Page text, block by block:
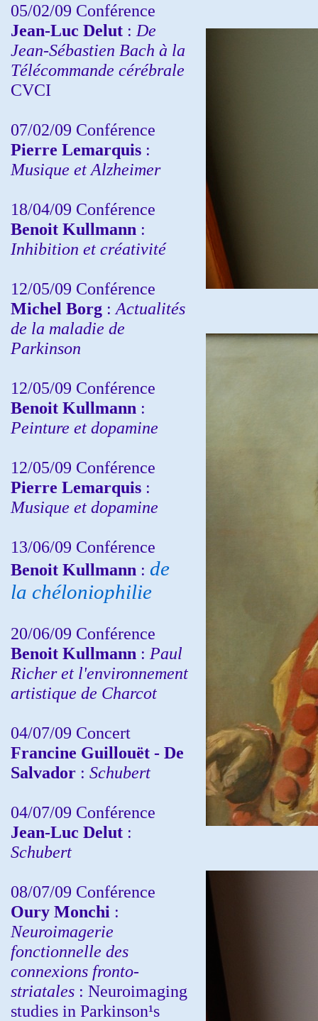
05/02/09 Conférence
Jean-Luc Delut : De
Jean-Sébastien Bach à la
Télécommande cérébrale
CVCI
07/02/09 Conférence
Pierre Lemarquis :
Musique et Alzheimer
18/04/09 Conférence
Benoit Kullmann :
Inhibition et créativité
12/05/09 Conférence
Michel Borg : Actualités
de la maladie de
Parkinson
12/05/09 Conférence
Benoit Kullmann :
Peinture et dopamine
12/05/09 Conférence
Pierre Lemarquis :
Musique et dopamine
13/06/09 Conférence
Benoit Kullmann : de
la chéloniophilie
20/06/09 Conférence
Benoit Kullmann : Paul
Richer et l'environnement
artistique de Charcot
04/07/09 Concert
Francine Guillouët - De
Salvador : Schubert
04/07/09 Conférence
Jean-Luc Delut :
Schubert
08/07/09 Conférence
Oury Monchi :
Neuroimagerie
fonctionnelle des
connexions fronto-
striatales : Neuroimaging
studies in Parkinson¹s